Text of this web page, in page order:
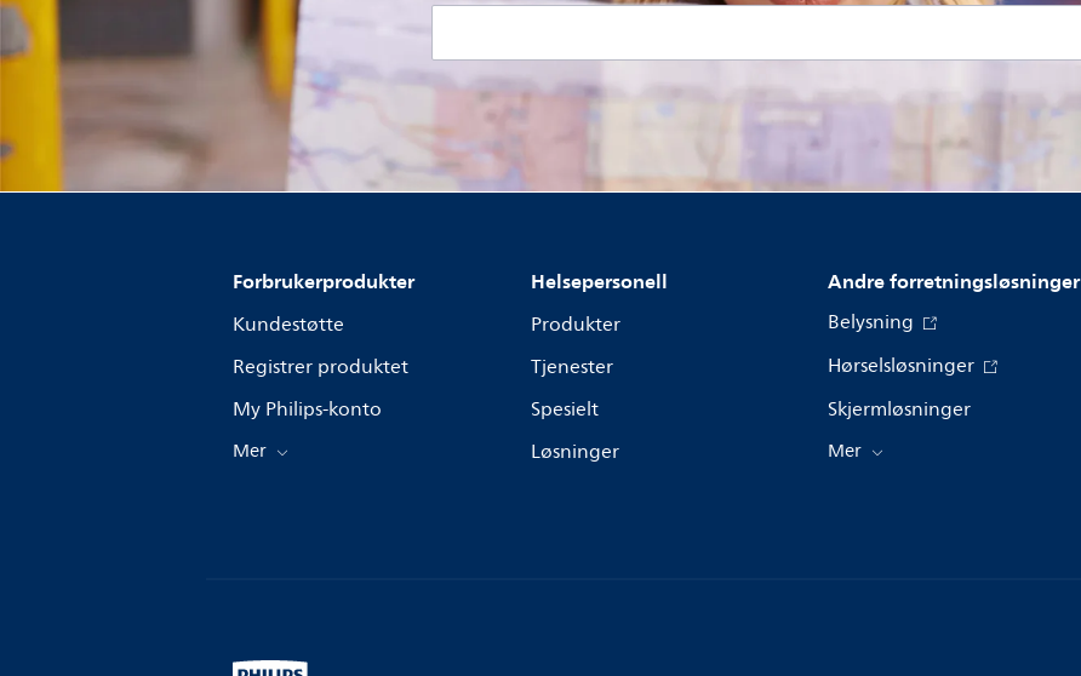
support
icon
Forbrukerprodukter
Kundestøtte
Registrer produktet
My Philips-konto
Mer
Helsepersonell
Produkter
Tjenester
Spesielt
Løsninger
Andre forretningsløsninger
Belysning
Hørselsløsninger
Skjermløsninger
Mer